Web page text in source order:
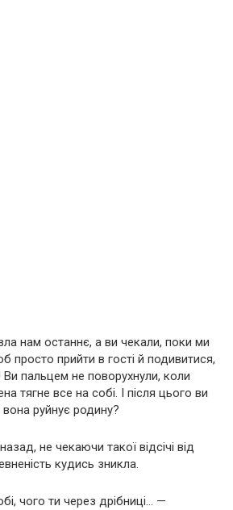
нам останнє, а ви чекали, поки ми
просто прийти в гості й подивитися,
пальцем не поворухнули, коли
тягне все на собі. І після цього ви
руйнує родину?
не чекаючи такої відсічі від
кудись зникла.
чого ти через дрібниці… —